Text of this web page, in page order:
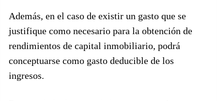
Además, en el caso de existir un gasto que se
justifique como necesario para la obtención de
rendimientos de capital inmobiliario, podrá
conceptuarse como gasto deducible de los
ingresos.